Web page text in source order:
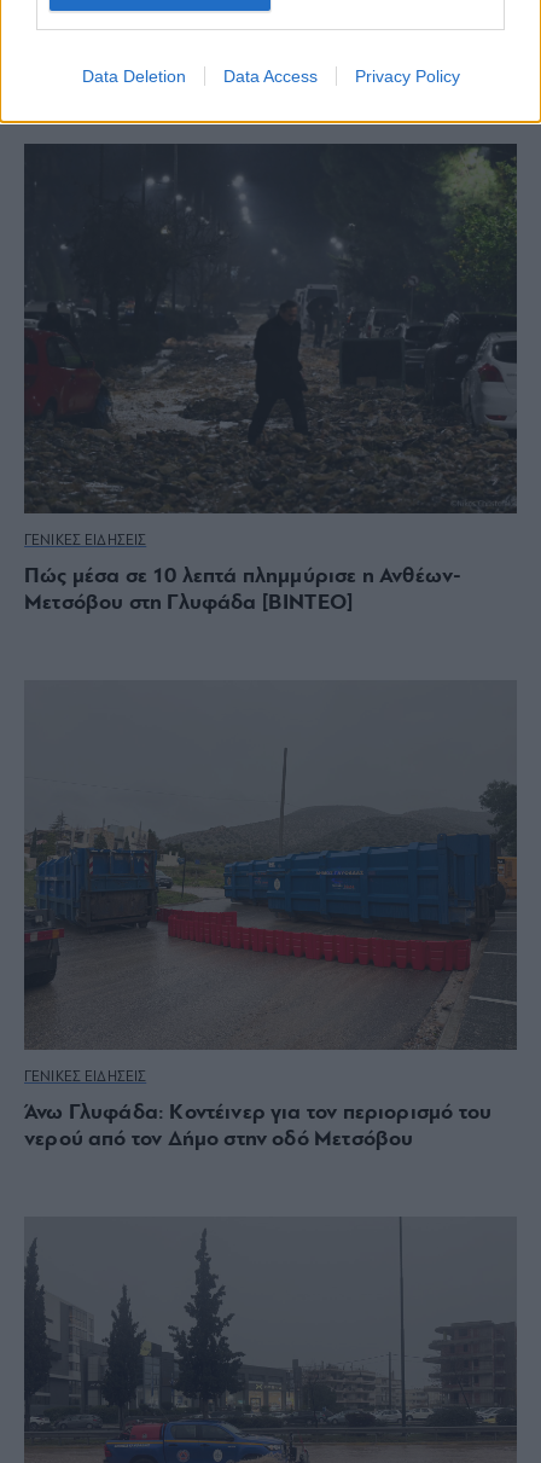
Data Deletion Data Access Privacy Policy
Αποζημιώσεις – Κακοκαιρία: 70% επιδότηση
νοικοκυριά
ΓΕΝΙΚΕΣ ΕΙΔΗΣΕΙΣ
Πώς μέσα σε 10 λεπτά πλημμύρισε η Ανθέων-
Μετσόβου στη Γλυφάδα [ΒΙΝΤΕΟ]
ΓΕΝΙΚΕΣ ΕΙΔΗΣΕΙΣ
Άνω Γλυφάδα: Κοντέινερ για τον περιορισμό του
νερού από τον Δήμο στην οδό Μετσόβου